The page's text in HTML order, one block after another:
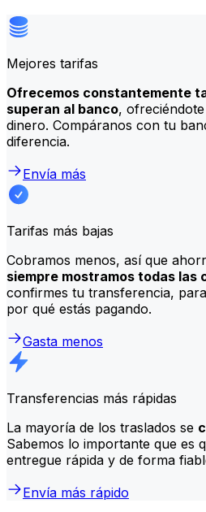
Mejores tarifas
Ofrecemos constantemente
superan al banco,
dinero. Compáranos con tu
diferencia.
Envía más
Tarifas más bajas
Cobramos menos, así que
siempre mostramos todas las
confirmes tu transferencia,
por qué estás pagando.
Gasta menos
Transferencias más rápidas
La mayoría de los traslados se
Sabemos lo importante que es
entregue rápida y de forma
Envía más rápido